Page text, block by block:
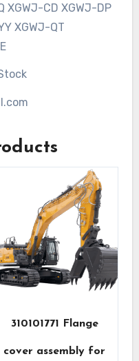
XGWJ-CD XGWJ-DP
XGWJ-QT
310101771 Flange
cover assembly for